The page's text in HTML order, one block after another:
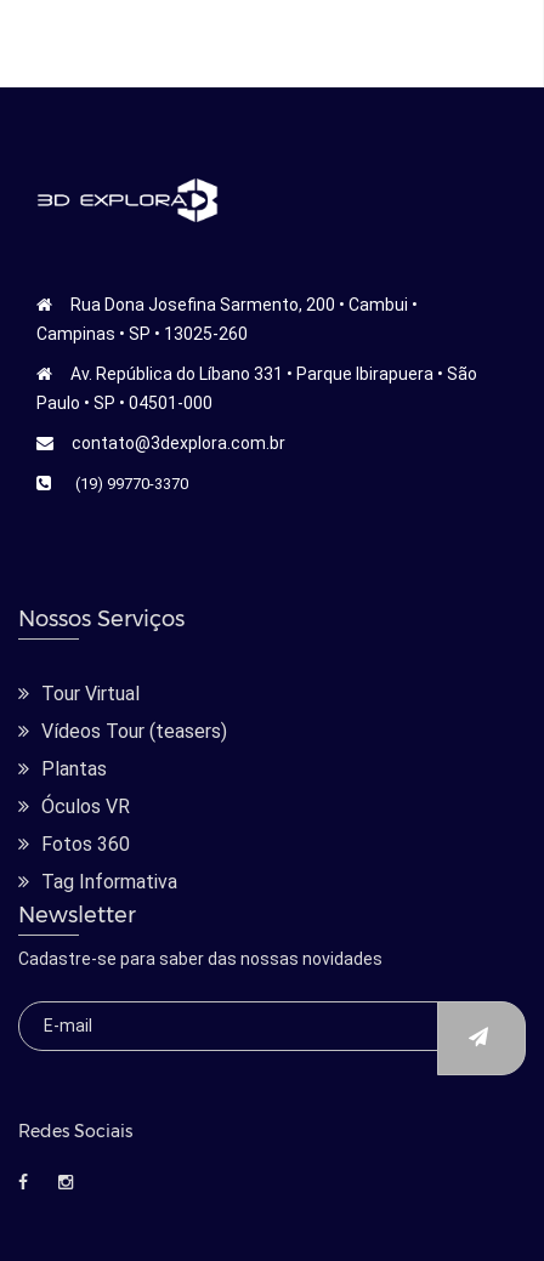
Rua Dona Josefina Sarmento, 200 • Cambui •
Campinas • SP • 13025-260
Av. República do Líbano 331 • Parque Ibirapuera • São
Paulo • SP • 04501-000
contato@3dexplora.com.br
(19) 99770-3370
Nossos Serviços
Tour Virtual
Vídeos Tour (teasers)
Plantas
Óculos VR
Fotos 360
Tag Informativa
Newsletter
Cadastre-se para saber das nossas novidades
Redes Sociais